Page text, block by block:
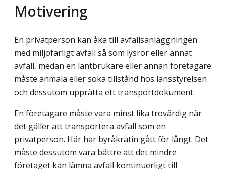
Motivering
En privatperson kan åka till avfallsanläggningen
med miljöfarligt avfall så som lysrör eller annat
avfall, medan en lantbrukare eller annan företagare
måste anmäla eller söka tillstånd hos länsstyrelsen
och dessutom upprätta ett transportdokument.
En företagare måste vara minst lika trovärdig när
det gäller att transportera avfall som en
privatperson. Här har byråkratin gått för långt. Det
måste dessutom vara bättre att det mindre
företaget kan lämna avfall kontinuerligt till